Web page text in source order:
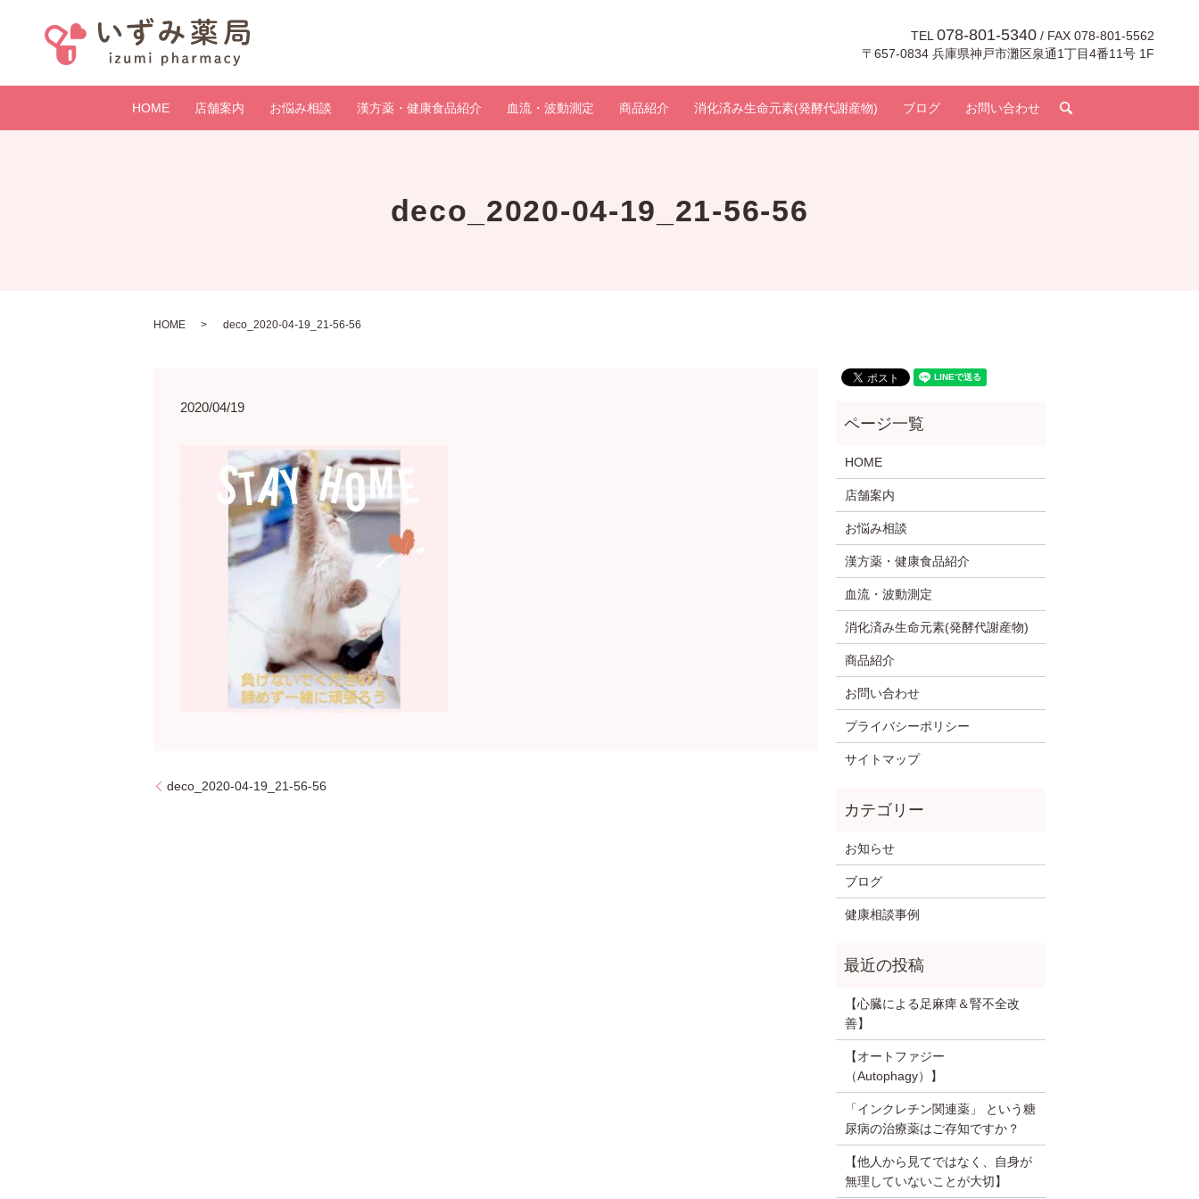
TEL 078-801-5340 / FAX 078-801-5562
〒657-0834 兵庫県神戸市灘区泉通1丁目4番11号 1F
HOME 店舗案内 お悩み相談 漢方薬・健康食品紹介 血流・波動測定 商品紹介 消化済み生命元素(発酵代謝産物) ブログ お問い合わせ
deco_2020-04-19_21-56-56
HOME deco_2020-04-19_21-56-56
2020/04/19
deco_2020-04-19_21-56-56
HOME
店舗案内
お悩み相談
漢方薬・健康食品紹介
血流・波動測定
消化済み生命元素(発酵代謝産物)
商品紹介
お問い合わせ
プライバシーポリシー
サイトマップ
お知らせ
ブログ
健康相談事例
【心臓による足麻痺＆腎不全改
善】
【オートファジー
（Autophagy）】
「インクレチン関連薬」 という糖
尿病の治療薬はご存知ですか？
【他人から見てではなく、自身が
無理していないことが大切】